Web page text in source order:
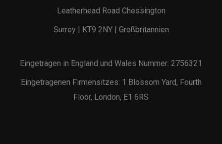
Leatherhead Road Chessington
Surrey | KT9 2NY | Großbritannien
Eingetragen in England und Wales Nummer: 2756321
Eingetragenen Firmensitzes: 1 Blossom Yard, Fourth
Floor, London, E1 6RS